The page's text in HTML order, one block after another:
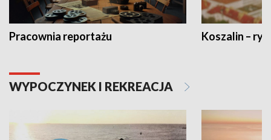
Pracownia reportażu Koszalin –
WYPOCZYNEK I REKREACJA